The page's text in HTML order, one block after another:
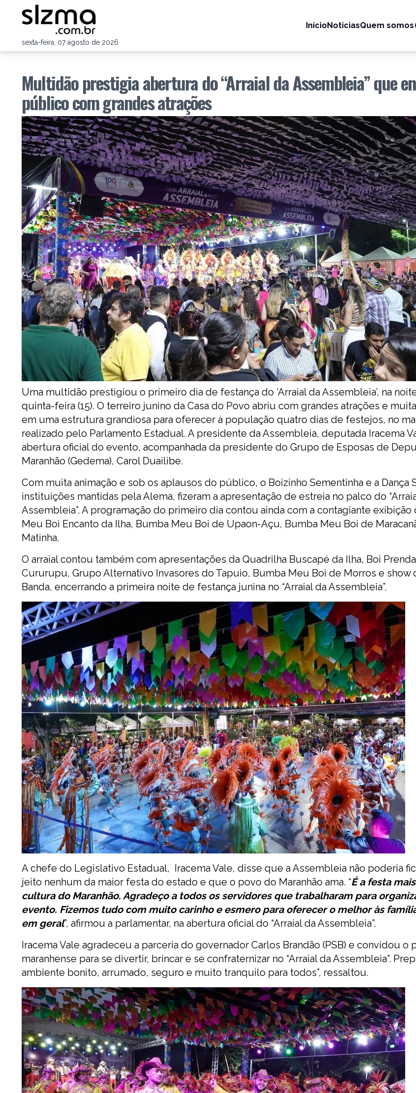
sexta-feira, 07 agosto de 2026
InícioNotíciasQuem somos
Multidão prestigia abertura do “Arraial da Assembleia” que
público com grandes atrações
Uma multidão prestigiou o primeiro dia de festança do ‘Arraial da Assembleia’, na
quinta-feira (15). O terreiro junino da Casa do Povo abriu com grandes atrações e
em uma estrutura grandiosa para oferecer à população quatro dias de festejos, no
realizado pelo Parlamento Estadual. A presidente da Assembleia, deputada Iracema
abertura oficial do evento, acompanhada da presidente do Grupo de Esposas de
Maranhão (Gedema), Carol Duailibe.
Com muita animação e sob os aplausos do público, o Boizinho Sementinha e a Dança
instituições mantidas pela Alema, fizeram a apresentação de estreia no palco do
Assembleia”. A programação do primeiro dia contou ainda com a contagiante exibição
Meu Boi Encanto da Ilha, Bumba Meu Boi de Upaon-Açu, Bumba Meu Boi de
Matinha.
O arraial contou também com apresentações da Quadrilha Buscapé da Ilha, Boi
Cururupu, Grupo Alternativo Invasores do Tapuio, Bumba Meu Boi de Morros e show
Banda, encerrando a primeira noite de festança junina no “Arraial da Assembleia”.
A chefe do Legislativo Estadual, Iracema Vale, disse que a Assembleia não poderia
jeito nenhum da maior festa do estado e que o povo do Maranhão ama. “É a festa
cultura do Maranhão. Agradeço a todos os servidores que trabalharam para
evento. Fizemos tudo com muito carinho e esmero para oferecer o melhor às
em geral”, afirmou a parlamentar, na abertura oficial do “Arraial da Assembleia”.
Iracema Vale agradeceu a parceria do governador Carlos Brandão (PSB) e convidou o
maranhense para se divertir, brincar e se confraternizar no “Arraial da Assembleia”.
ambiente bonito, arrumado, seguro e muito tranquilo para todos”, ressaltou.